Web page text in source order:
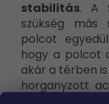
stabilitás. A
szükség más
polcot
hogy a polcot
akár a térben
horganyzott